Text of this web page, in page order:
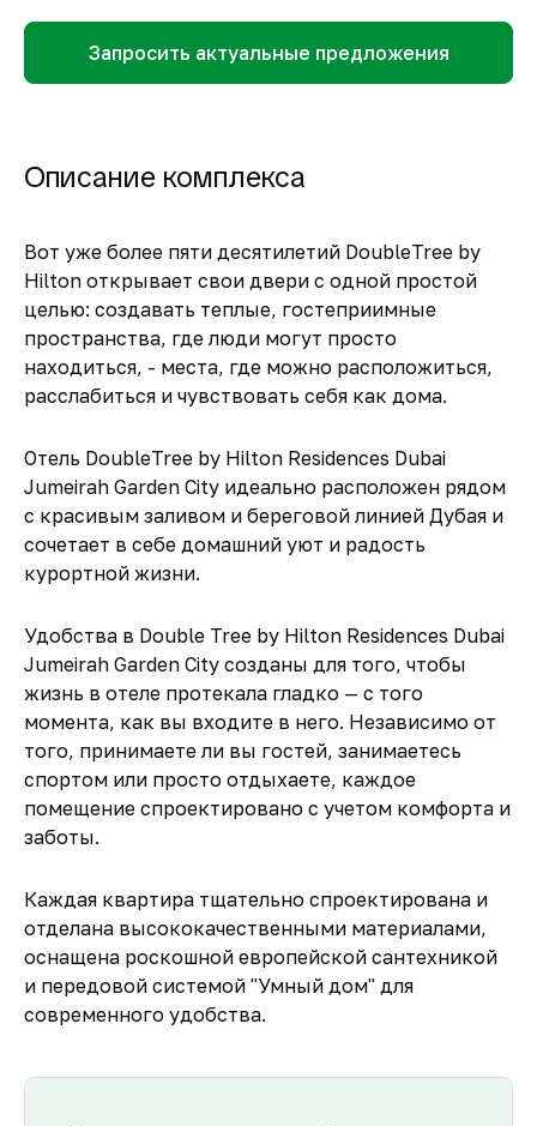
Запросить актуальные предложения
Описание комплекса
Вот уже более пяти десятилетий DoubleTree by
Hilton открывает свои двери с одной простой
целью: создавать теплые, гостеприимные
пространства, где люди могут просто
находиться, - места, где можно расположиться,
расслабиться и чувствовать себя как дома.
Отель DoubleTree by Hilton Residences Dubai
Jumeirah Garden City идеально расположен рядом
с красивым заливом и береговой линией Дубая и
сочетает в себе домашний уют и радость
курортной жизни.
Удобства в Double Tree by Hilton Residences Dubai
Jumeirah Garden City созданы для того, чтобы
жизнь в отеле протекала гладко — с того
момента, как вы входите в него. Независимо от
того, принимаете ли вы гостей, занимаетесь
спортом или просто отдыхаете, каждое
помещение спроектировано с учетом комфорта и
заботы.
Каждая квартира тщательно спроектирована и
отделана высококачественными материалами,
оснащена роскошной европейской сантехникой
и передовой системой "Умный дом" для
современного удобства.